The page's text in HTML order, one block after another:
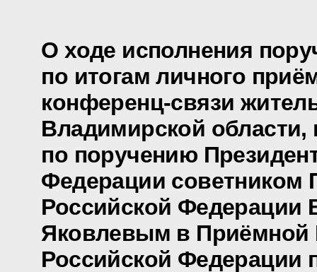
О ходе исполнения
по итогам личного
конференц-связи
Владимирской области,
по поручению
Федерации советником
Российской Федерации
Яковлевым в Приёмной
Российской Федерации